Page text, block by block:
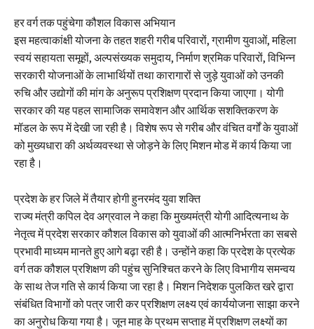
हर वर्ग तक पहुंचेगा कौशल विकास अभियान
इस महत्वाकांक्षी योजना के तहत शहरी गरीब परिवारों, ग्रामीण युवाओं, महिला
स्वयं सहायता समूहों, अल्पसंख्यक समुदाय, निर्माण श्रमिक परिवारों, विभिन्न
सरकारी योजनाओं के लाभार्थियों तथा कारागारों से जुड़े युवाओं को उनकी
रुचि और उद्योगों की मांग के अनुरूप प्रशिक्षण प्रदान किया जाएगा। योगी
सरकार की यह पहल सामाजिक समावेशन और आर्थिक सशक्तिकरण के
मॉडल के रूप में देखी जा रही है। विशेष रूप से गरीब और वंचित वर्गों के युवाओं
को मुख्यधारा की अर्थव्यवस्था से जोड़ने के लिए मिशन मोड में कार्य किया जा
रहा है।
प्रदेश के हर जिले में तैयार होगी हुनरमंद युवा शक्ति
राज्य मंत्री कपिल देव अग्रवाल ने कहा कि मुख्यमंत्री योगी आदित्यनाथ के
नेतृत्व में प्रदेश सरकार कौशल विकास को युवाओं की आत्मनिर्भरता का सबसे
प्रभावी माध्यम मानते हुए आगे बढ़ा रही है। उन्होंने कहा कि प्रदेश के प्रत्येक
वर्ग तक कौशल प्रशिक्षण की पहुंच सुनिश्चित करने के लिए विभागीय समन्वय
के साथ तेज गति से कार्य किया जा रहा है। मिशन निदेशक पुलकित खरे द्वारा
संबंधित विभागों को पत्र जारी कर प्रशिक्षण लक्ष्य एवं कार्ययोजना साझा करने
का अनुरोध किया गया है। जून माह के प्रथम सप्ताह में प्रशिक्षण लक्ष्यों का